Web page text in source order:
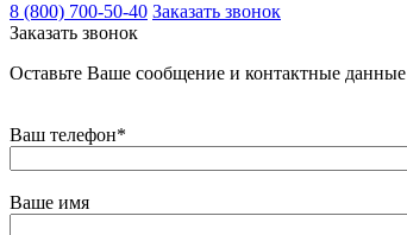
8 (800) 700-50-40 Заказать звонок
Заказать звонок
Оставьте Ваше сообщение и контактные
Ваш телефон*
Ваше имя